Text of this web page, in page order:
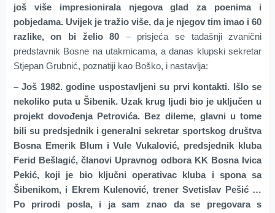
još više impresionirala njegova glad za poenima i
pobjedama. Uvijek je tražio više, da je njegov tim imao i 60
razlike, on bi želio 80 – prisjeća se tadašnji zvanični
predstavnik Bosne na utakmicama, a danas klupski sekretar
Stjepan Grubnić, poznatiji kao Boško, i nastavlja:
– Još 1982. godine uspostavljeni su prvi kontakti. Išlo se
nekoliko puta u Šibenik. Uzak krug ljudi bio je uključen u
projekt dovođenja Petrovića. Bez dileme, glavni u tome
bili su predsjednik i generalni sekretar sportskog društva
Bosna Emerik Blum i Vule Vukalović, predsjednik kluba
Ferid Bešlagić, članovi Upravnog odbora KK Bosna Ivica
Pekić, koji je bio ključni operativac kluba i spona sa
Šibenikom, i Ekrem Kulenović, trener Svetislav Pešić …
Po prirodi posla, i ja sam znao da se pregovara s